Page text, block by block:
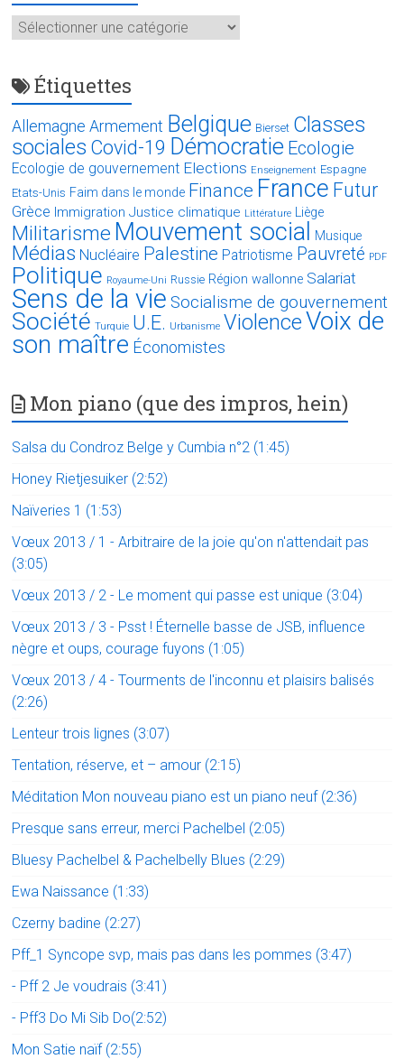
Catégories
Étiquettes
Allemagne Armement Belgique Bierset Classes
sociales Covid-19 Démocratie Ecologie
Ecologie de gouvernement Elections Enseignement Espagne
Etats-Unis Faim dans le monde Finance France Futur
Grèce Immigration Justice climatique Littérature Liège
Militarisme Mouvement social Musique
Médias Nucléaire Palestine Patriotisme Pauvreté PDF
Politique Royaume-Uni Russie Région wallonne Salariat
Sens de la vie Socialisme de gouvernement
Société Turquie U.E. Urbanisme ViolenceVoix de
son maître Économistes
Mon piano (que des impros, hein)
Salsa du Condroz Belge y Cumbia n°2 (1:45)
Honey Rietjesuiker (2:52)
Naïveries 1 (1:53)
Vœux 2013 / 1 - Arbitraire de la joie qu'on n'attendait pas
(3:05)
Vœux 2013 / 2 - Le moment qui passe est unique (3:04)
Vœux 2013 / 3 - Psst ! Éternelle basse de JSB, influence
nègre et oups, courage fuyons (1:05)
Vœux 2013 / 4 - Tourments de l'inconnu et plaisirs balisés
(2:26)
Lenteur trois lignes (3:07)
Tentation, réserve, et – amour (2:15)
Méditation Mon nouveau piano est un piano neuf (2:36)
Presque sans erreur, merci Pachelbel (2:05)
Bluesy Pachelbel & Pachelbelly Blues (2:29)
Ewa Naissance (1:33)
Czerny badine (2:27)
Pff_1 Syncope svp, mais pas dans les pommes (3:47)
- Pff 2 Je voudrais (3:41)
- Pff3 Do Mi Sib Do(2:52)
Mon Satie naïf (2:55)